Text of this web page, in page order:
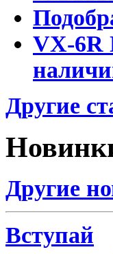
VX-
Другие
Другие
Вступай